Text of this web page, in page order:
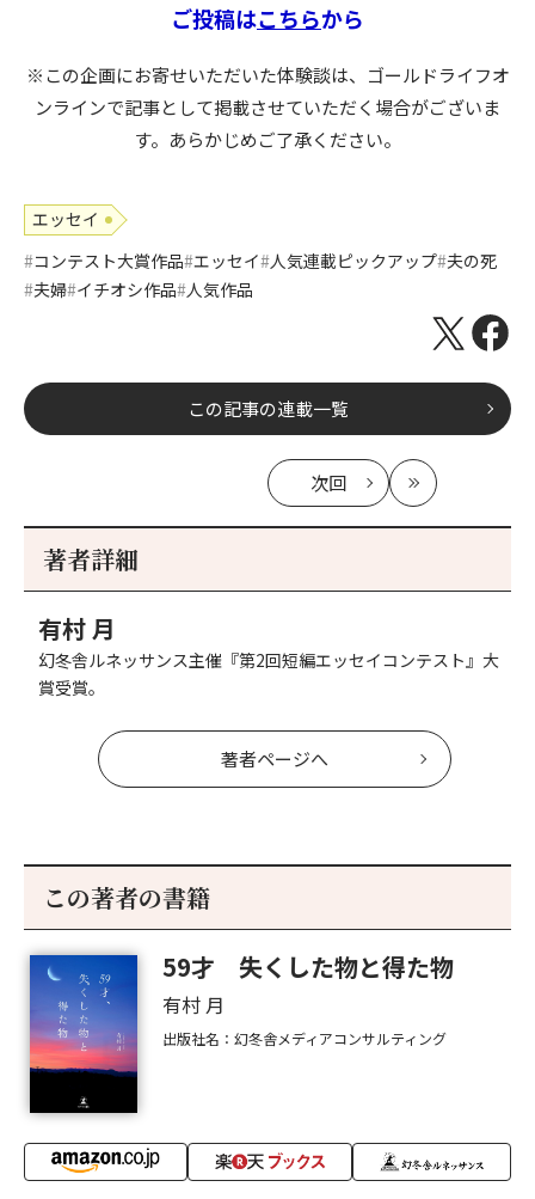
ご投稿はこちらから
※この企画にお寄せいただいた体験談は、ゴールドライフオ
ンラインで記事として掲載させていただく場合がございま
す。あらかじめご了承ください。
エッセイ
コンテスト大賞作品 エッセイ 人気連載ピックアップ 夫の死
夫婦 イチオシ作品 人気作品
この記事の連載一覧
次回
記
最
新
著者詳細
有村 月
幻冬舎ルネッサンス主催『第2回短編エッセイコンテスト』大
賞受賞。
著者ページへ
この著者の書籍
59才 失くした物と得た物
有村 月
出版社名：幻冬舎メディアコンサルティング